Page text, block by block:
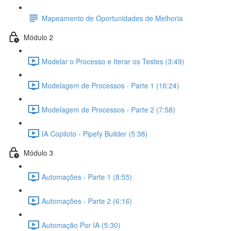
Mapeamento de Oportunidades de Melhoria
Módulo 2
Modelar o Processo e Iterar os Testes (3:49)
Modelagem de Processos - Parte 1 (16:24)
Modelagem de Processos - Parte 2 (7:58)
IA Copiloto - Pipefy Builder (5:38)
Módulo 3
Automações - Parte 1 (8:55)
Automações - Parte 2 (6:16)
Automação Por IA (5:30)